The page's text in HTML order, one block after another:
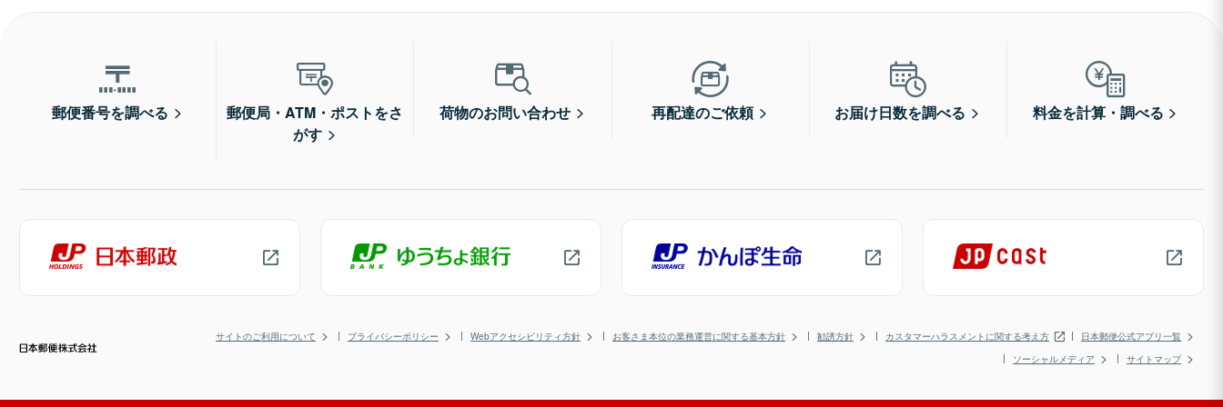
郵便番号を調べる
郵便局・ATM・ポストをさ
がす
荷物のお問い合わせ 再配達のご依頼 お届け日数を調べる 料金を計算・調べる
サイトのご利用について プライバシーポリシー Webアクセシビリティ方針 お客さま本位の業務運営に関する基本方針 勧誘方針 カスタマーハラスメントに関する考え方
日本郵便公式アプリ一覧
ソーシャルメディア
サイトマップ